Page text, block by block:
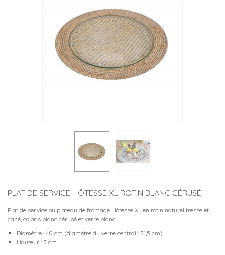
PLAT DE SERVICE HÔTESSE XL ROTIN BLANC CÉRUSÉ
Plat de service ou plateau de fromage Hôtesse XL en rotin naturel tressé et
cané, coloris blanc cérusé et verre blanc.
Diamètre : 40 cm (diamètre du verre central : 31,5 cm)
Hauteur : 3 cm